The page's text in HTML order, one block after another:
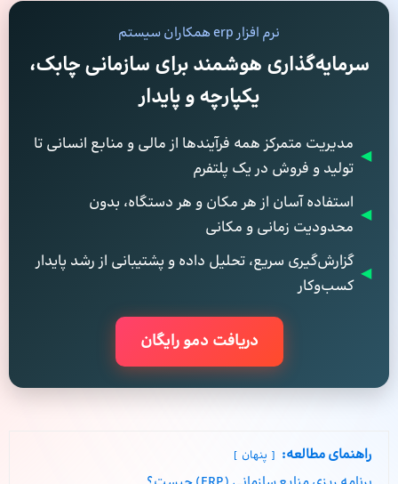
نرم افزار erp همکاران سیستم
سرمایه‌گذاری هوشمند برای سازمانی چابک،
یکپارچه و پایدار
◀
مدیریت متمرکز همه فرآیندها از مالی و منابع انسانی تا
تولید و فروش در یک پلتفرم
◀
استفاده آسان از هر مکان و هر دستگاه، بدون
محدودیت زمانی و مکانی
◀
گزارش‌گیری سریع، تحلیل داده و پشتیبانی از رشد پایدار
کسب‌وکار
دریافت دمو رایگان
راهنمای مطالعه: پنهان